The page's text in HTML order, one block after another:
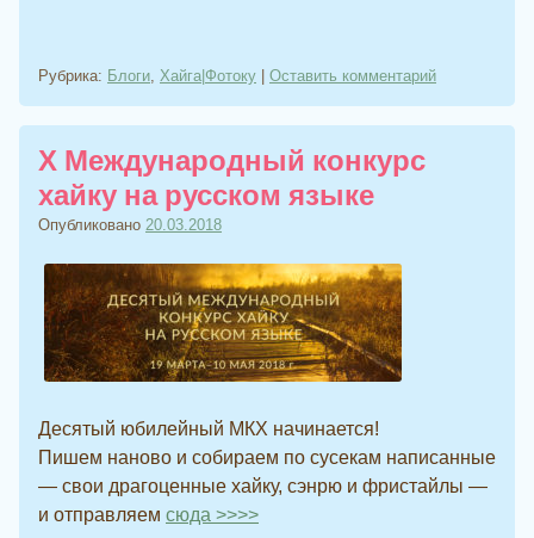
Рубрика: Блоги Хайга|Фотоку Оставить комментарий
Х Международный конкурс
хайку на русском языке
Опубликовано 20.03.2018
Десятый юбилейный МКХ начинается!
Пишем наново и собираем по сусекам написанные
— свои драгоценные хайку, сэнрю и фристайлы —
и отправляем сюда >>>>